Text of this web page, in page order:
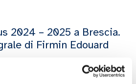
2024 – 2025 a Brescia.
di Firmin Edouard